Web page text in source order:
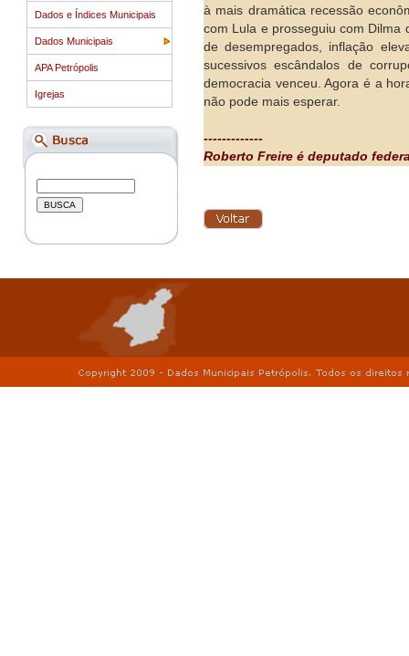
Dados e Índices Municipais
Dados Municipais
APA Petrópolis
Igrejas
à mais dramática recessão
com Lula e prosseguiu com Dilma
de desempregados, inflação
sucessivos escândalos de
democracia venceu. Agora é a
não pode mais esperar.
-------------
Roberto Freire é deputado